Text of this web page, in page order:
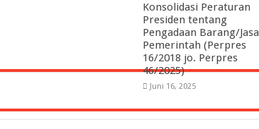
Konsolidasi Peraturan
Presiden tentang
Pengadaan Barang/Jasa
Pemerintah (Perpres
16/2018 jo. Perpres
46/2025)
Juni 16, 2025